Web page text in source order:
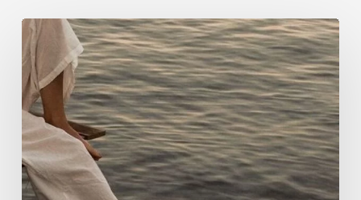
Se
libérer
des
traumas
illusion
ou
réalité?